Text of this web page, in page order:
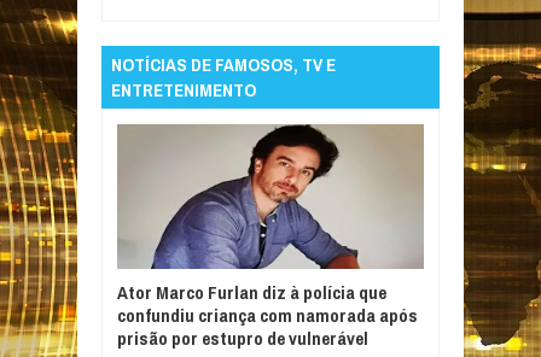
NOTÍCIAS DE FAMOSOS, TV E
ENTRETENIMENTO
Ator Marco Furlan diz à polícia que
confundiu criança com namorada após
prisão por estupro de vulnerável